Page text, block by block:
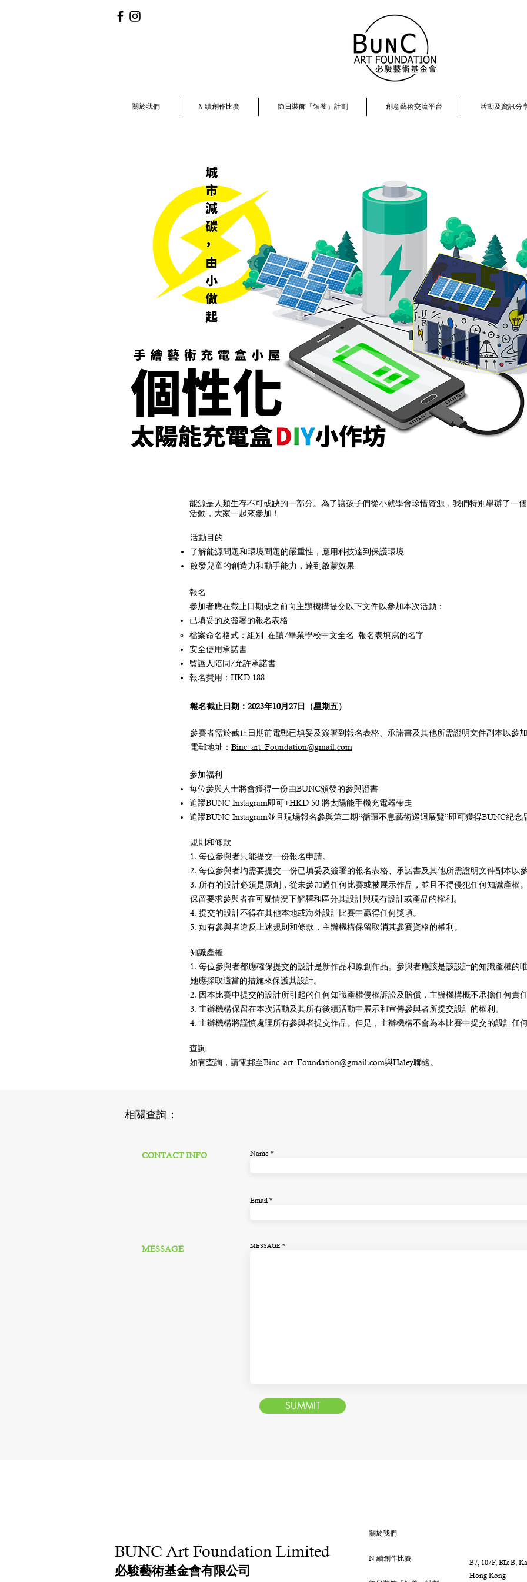
關於我們 N 續創作比賽 節日裝飾「領養」計劃 創意藝術交流平台 活動及資訊分
能源是人類生存不可或缺的一部分。為了讓孩子們從小就學會珍惜資源，我們特別舉辦了一
活動，大家一起來參加！
活動目的
了解能源問題和環境問題的嚴重性，應用科技達到保護環境
啟發兒童的創造力和動手能力，達到啟蒙效果​
報名
參加者應在截止日期或之前向主辦機構提交以下文件以參加本次活動：
已填妥的及簽署的報名表格
檔案命名格式：​組別_在讀/畢業學校中文全名_報名表填寫的名字
安全使用承諾書
監護人陪同/允許承諾書
報名費用：HKD 188
報名截止日期：2023年10月27日（星期五）
參賽者需於截止日期前電郵已填妥及簽署到報名表格、承諾書及其他所需證明文件副本以參加
電郵地址： Binc_art_Foundation@gmail.com
參加福利
每位參與人士將會獲得一份由BUNC頒發的參與證書
追蹤BUNC Instagram即可+HKD 50 將太陽能手機充電器帶走
追蹤BUNC Instagram並且現場報名參與第二期“循環不息藝術巡迴展覽”即可獲得BUNC紀念
規則和條款
1. 每位參與者只能提交一份報名申請。
2. 每位參與者均需要提交一份已填妥及簽署的報名表格、承諾書及其他所需證明文件副本以參
3. 所有的設計必須是原創，從未參加過任何比賽或被展示作品，並且不得侵犯任何知識產權
保留要求參與者在可疑情況下解釋和區分其設計與現有設計或產品的權利。
4. 提交的設計不得在其他本地或海外設計比賽中贏得任何獎項。
5. 如有參與者違反上述規則和條款，主辦機構保留取消其參賽資格的權利。
知識產權
1. 每位參與者都應確保提交的設計是新作品和原創作品。參與者應該是該設計的知識產權的
她應採取適當的措施來保護其設計。
2. 因本比賽中提交的設計所引起的任何知識產權侵權訴訟及賠償，主辦機構概不承擔任何責任
3. 主辦機構保留在本次活動及其所有後續活動中展示和宣傳參與者所提交設計的權利。
4. 主辦機構將謹慎處理所有參與者提交作品。但是，主辦機構不會為本比賽中提交的設計任
查詢
如有查詢，請電郵至Binc_art_Foundation@gmail.com與Haley聯絡。
​相關查詢：
CONTACT INFO Name
Email
MESSAGE MESSAGE
SUMMIT
BUNC Art Foundation Limited
必駿藝術基金會有限公司
關於我們
N 續創作比賽
B7, 10/F, Blk B,
Hong Kong